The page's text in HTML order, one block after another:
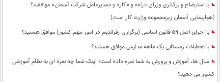
با استیضاح و برکناری وزرای «راه» و «کار» و «مدیرعامل شرکت آسمان» موافقید؟
(هواپیمایی آسمان زیرمجموعه وزارت کار است)
با اجرای اصل 59 قانون اساسی (برگزاری رفراندوم در امور مهم کشور) موافق هستید؟
با تعطیلات زمستانی یک ماهه مدارس موافق هستید؟
سال ها، آموزش و پرورش به شما نمره داده است؛ اینک شما چه نمره ای به نظام آموزشی
کشور می دهید؟